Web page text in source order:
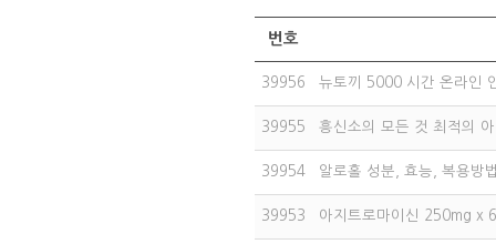
번호
39956 뉴토끼 5000 시간 온라인
39955 흥신소의 모든 것 최적의
39954 알로홀 성분, 효능, 복용방
39953 아지트로마이신 250mg x